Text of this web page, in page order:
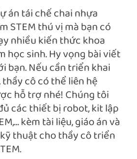
án tái chế chai nhựa
STEM thú vị mà bạn có
nhiều kiến thức khoa
học sinh. Hy vọng bài viết
bạn. Nếu cần triển khai
thầy cô có thể liên hệ
hỗ trợ nhé! Chúng tôi
các thiết bị robot, kit lập
kèm tài liệu, giáo án và
thuật cho thầy cô triển